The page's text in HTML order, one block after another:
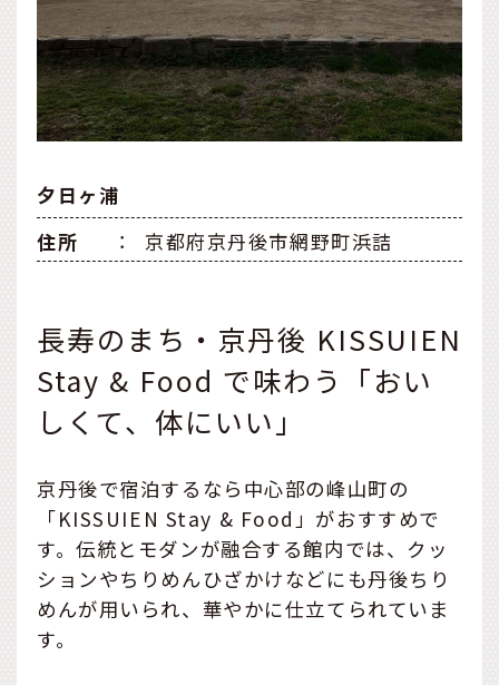
夕日ヶ浦
住所
： 京都府京丹後市網野町浜詰
長寿のまち・京丹後 KISSUIEN
Stay & Food で味わう「おい
しくて、体にいい」
京丹後で宿泊するなら中心部の峰山町の
「KISSUIEN Stay & Food」がおすすめで
す。伝統とモダンが融合する館内では、クッ
ションやちりめんひざかけなどにも丹後ちり
めんが用いられ、華やかに仕立てられていま
す。